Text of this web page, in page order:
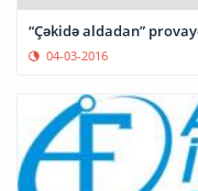
“Çəkidə aldadan”
04-03-2016